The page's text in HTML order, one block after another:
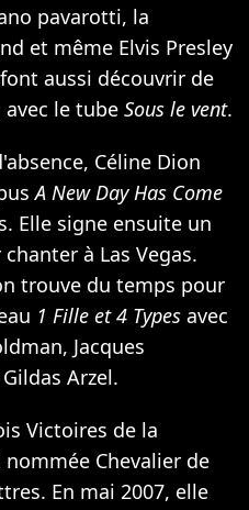
pavarotti, la
et même Elvis Presley
aussi découvrir de
avec le tube Sous le vent.
Céline Dion
A New Day Has Come
Elle signe ensuite un
à Las Vegas.
trouve du temps pour
1 Fille et 4 Types avec
Jacques
Arzel.
Victoires de la
Chevalier de
En mai 2007, elle